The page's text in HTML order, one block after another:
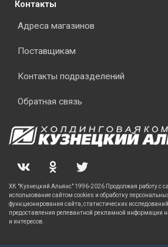
Контакты
Адреса магазинов
Поставщикам
Контакты подразделений
Обратная связь
ХК "Кузнецкий Альянс" 1996-2026 Продолжая работу с
использование сайтом cookies и обработку
функционирования сайта, статистических
предоставления релевантной рекламной информации
и интересов.